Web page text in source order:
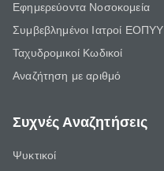
Εφημερεύοντα Νοσοκομεία
Συμβεβλημένοι Ιατροί ΕΟΠΥΥ
Ταχυδρομικοί Κωδικοί
Αναζήτηση με αριθμό
Συχνές Αναζητήσεις
Ψυκτικοί